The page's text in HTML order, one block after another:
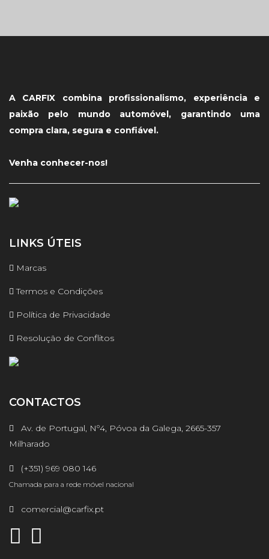
A CARFIX combina profissionalismo, experiência e
paixão pelo mundo automóvel, garantindo uma
compra clara, segura e confiável.
Venha conhecer-nos!
LINKS ÚTEIS
Marcas
Termos e Condições
Política de Privacidade
Resolução de Conflitos
CONTACTOS
Av. de Portugal, Nº4, Póvoa da Galega, 2665-357
Milharado
(+351) 969 080 146
Chamada para a rede móvel nacional
comercial@carfix.pt